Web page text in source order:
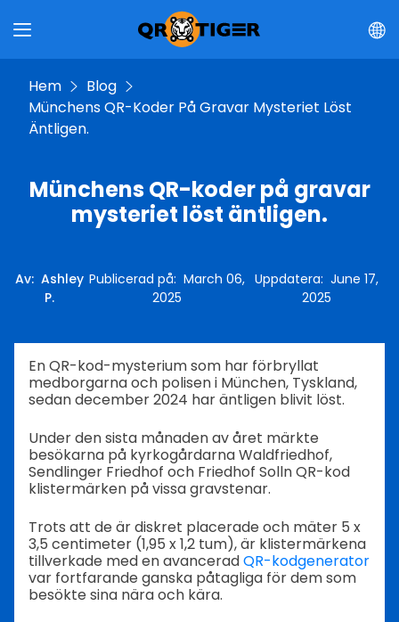
Hem
Blog
Münchens QR-Koder På Gravar Mysteriet Löst
Äntligen.
Münchens QR-koder på gravar
mysteriet löst äntligen.
Av:Ashley
P.
Publicerad på:March 06,
2025
Uppdatera:June 17,
2025
En QR-kod-mysterium som har förbryllat
medborgarna och polisen i München, Tyskland,
sedan december 2024 har äntligen blivit löst.
Under den sista månaden av året märkte
besökarna på kyrkogårdarna Waldfriedhof,
Sendlinger Friedhof och Friedhof Solln QR-kod
klistermärken på vissa gravstenar.
Trots att de är diskret placerade och mäter 5 x
3,5 centimeter (1,95 x 1,2 tum), är klistermärkena
tillverkade med en avanceradQR-kodgenerator
var fortfarande ganska påtagliga för dem som
besökte sina nära och kära.